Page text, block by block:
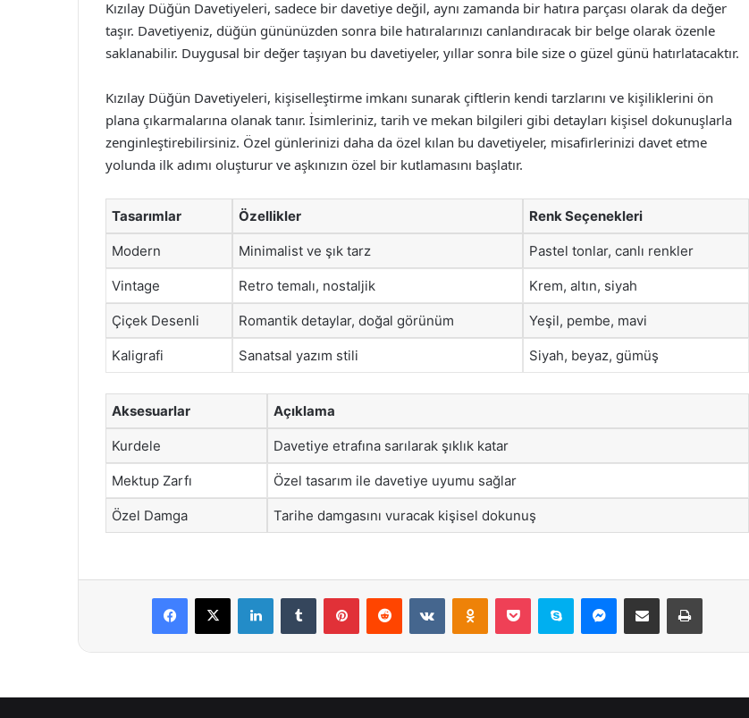
Kızılay Düğün Davetiyeleri, sadece bir davetiye değil, aynı zamanda bir hatıra parçası olarak da değer
taşır. Davetiyeniz, düğün gününüzden sonra bile hatıralarınızı canlandıracak bir belge olarak özenle
saklanabilir. Duygusal bir değer taşıyan bu davetiyeler, yıllar sonra bile size o güzel günü hatırlatacaktır.
Kızılay Düğün Davetiyeleri, kişiselleştirme imkanı sunarak çiftlerin kendi tarzlarını ve kişiliklerini ön
plana çıkarmalarına olanak tanır. İsimleriniz, tarih ve mekan bilgileri gibi detayları kişisel dokunuşlarla
zenginleştirebilirsiniz. Özel günlerinizi daha da özel kılan bu davetiyeler, misafirlerinizi davet etme
yolunda ilk adımı oluşturur ve aşkınızın özel bir kutlamasını başlatır.
Tasarımlar Özellikler Renk Seçenekleri
Modern Minimalist ve şık tarz Pastel tonlar, canlı renkler
Vintage Retro temalı, nostaljik Krem, altın, siyah
Çiçek Desenli Romantik detaylar, doğal görünüm Yeşil, pembe, mavi
Kaligrafi Sanatsal yazım stili Siyah, beyaz, gümüş
Aksesuarlar Açıklama
Kurdele Davetiye etrafına sarılarak şıklık katar
Mektup Zarfı Özel tasarım ile davetiye uyumu sağlar
Özel Damga Tarihe damgasını vuracak kişisel dokunuş
Facebook
X LinkedInTumblr PinterestReddit VKontakteOdnoklassniki
Pocket Skype Messenger
E-Posta ile paylaş Yazdır